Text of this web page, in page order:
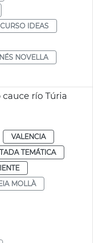
IDEAS
NOVELLA
río Túria
VALENCIA
TEMÁTICA
MOLLÀ